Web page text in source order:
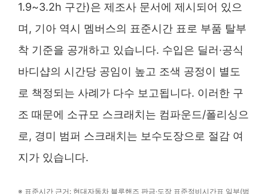
1.9~3.2h 구간)은 제조사 문서에 제시되어 있으
며, 기아 역시 멤버스의 표준시간 표로 부품 탈부
착 기준을 공개하고 있습니다. 수입은 딜러·공식
바디샵의 시간당 공임이 높고 조색 공정이 별도
로 책정되는 사례가 다수 보고됩니다. 이러한 구
조 때문에 소규모 스크래치는 컴파운드/폴리싱으
로, 경미 범퍼 스크래치는 보수도장으로 절감 여
지가 있습니다.
※ 표준시간 근거: 현대자동차 블루핸즈 판금·도장 표준정비시간표 일부(범